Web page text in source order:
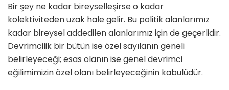
Bir şey ne kadar bireyselleşirse o kadar
kolektiviteden uzak hale gelir. Bu politik alanlarımız
kadar bireysel addedilen alanlarımız için de geçerlidir.
Devrimcilik bir bütün ise özel sayılanın geneli
belirleyeceği; esas olanın ise genel devrimci
eğilimimizin özel olanı belirleyeceğinin kabulüdür.